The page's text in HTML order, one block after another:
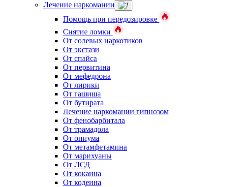
Лечение наркомании
Помощь при передозировке
Снятие ломки
От солевых наркотиков
От экстази
От спайса
От первитина
От мефедрона
От лирики
От гашиша
От бутирата
Лечение наркомании гипнозом
От фенобарбитала
От трамадола
От опиума
От метамфетамина
От марихуаны
От ЛСД
От кокаина
От кодеина